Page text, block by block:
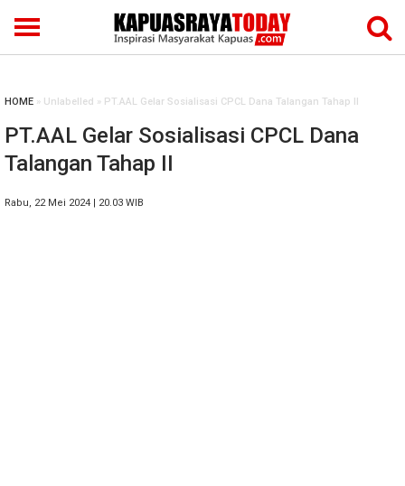
HOME » Unlabelled » PT.AAL Gelar Sosialisasi CPCL Dana Talangan Tahap II
PT.AAL Gelar Sosialisasi CPCL Dana
Talangan Tahap II
Rabu, 22 Mei 2024 | 20.03 WIB